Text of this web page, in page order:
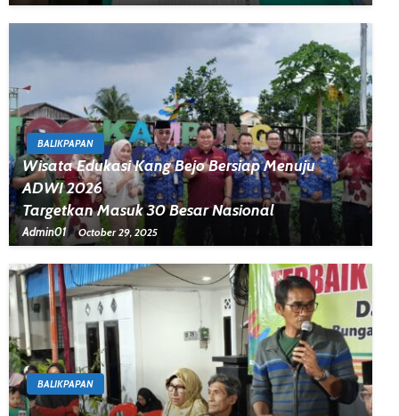
BALIKPAPAN
Wisata Edukasi Kang Bejo Bersiap Menuju
ADWI 2026
Targetkan Masuk 30 Besar Nasional
Admin01 October 29, 2025
BALIKPAPAN